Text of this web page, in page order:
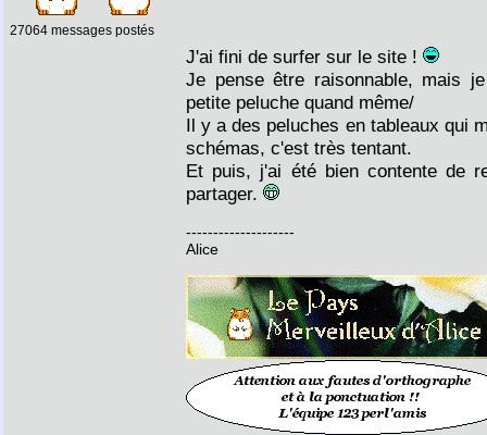
27064 messages postés
J'ai fini de surfer sur le site !
Je pense être raisonnable, mais
petite peluche quand même/
Il y a des peluches en tableaux qui
schémas, c'est très tentant.
Et puis, j'ai été bien contente de
partager.
--------------------
Alice